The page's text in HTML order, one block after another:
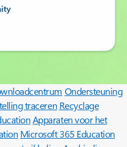
Ondersteuning
traceren Recyclage
Apparaten voor het
Microsoft 365 Education